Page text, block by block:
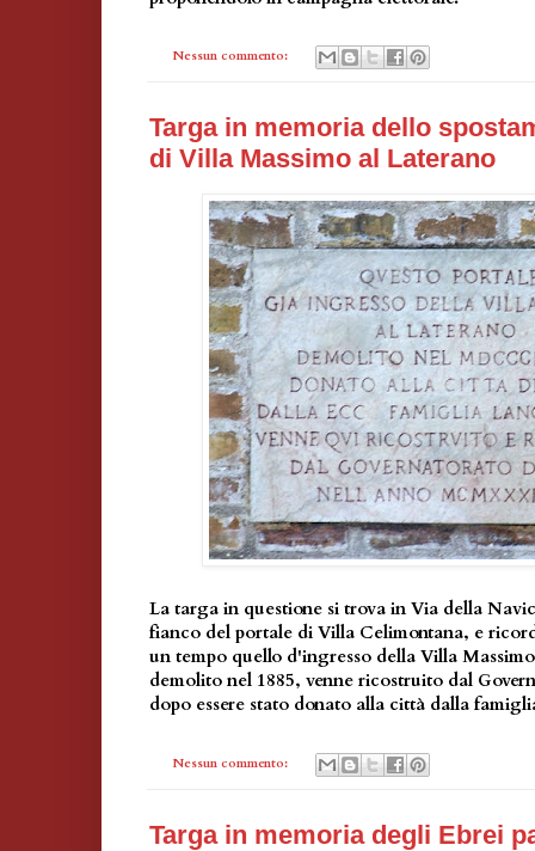
Nessun commento:
Targa in memoria dello
di Villa Massimo al Laterano
La targa in questione si trova in Via della
fianco del portale di Villa Celimontana, e
un tempo quello d'ingresso della Villa
demolito nel 1885, venne ricostruito dal
dopo essere stato donato alla città dalla
Nessun commento:
Targa in memoria degli Ebrei